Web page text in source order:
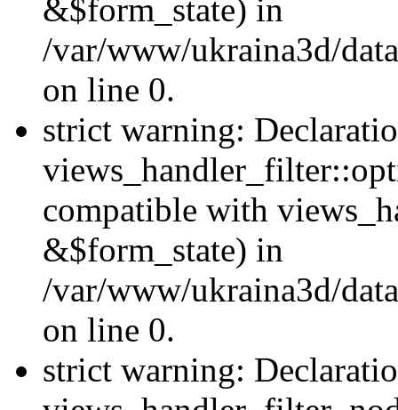
&$form_state) in
/var/www/ukraina3d/
on line 0.
strict warning:
compatible with
&$form_state) in
/var/www/ukraina3d/
on line 0.
strict warning: